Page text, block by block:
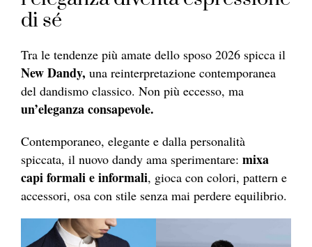
di sé
Tra le tendenze più amate dello sposo 2026 spicca il
New Dandy, una reinterpretazione contemporanea
del dandismo classico. Non più eccesso, ma
un’eleganza consapevole.
Contemporaneo, elegante e dalla personalità
spiccata, il nuovo dandy ama sperimentare: mixa
capi formali e informali, gioca con colori, pattern e
accessori, osa con stile senza mai perdere equilibrio.